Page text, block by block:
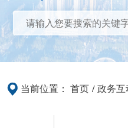
当前位置： 首页 /政务互